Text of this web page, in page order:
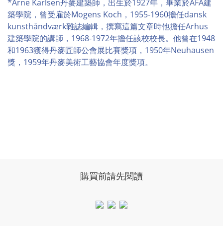
*Arne Karlsen丹麥建築師，出生於1927年，畢業於AFA建
築學院，曾受雇於Mogens Koch，1955-1960擔任dansk
kunsthåndværk雜誌編輯，撰寫這篇文章時他擔任Arhus
建築學院的講師，1968-1972年擔任該校校長。他曾在1948
和1963獲得丹麥匠師公會展比賽獎項，1950年Neuhausen
獎，1959年丹麥美術工藝協會年度獎項。
購買前請先閱讀